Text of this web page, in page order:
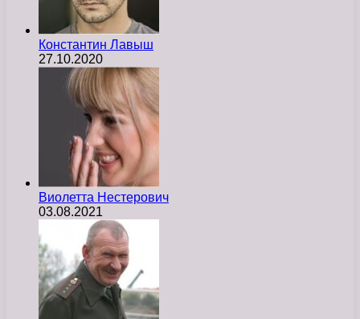
Константин Лавыш
27.10.2020
Виолетта Нестерович
03.08.2021